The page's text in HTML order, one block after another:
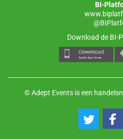
BI-
Download de BI-
© Adept Events is een